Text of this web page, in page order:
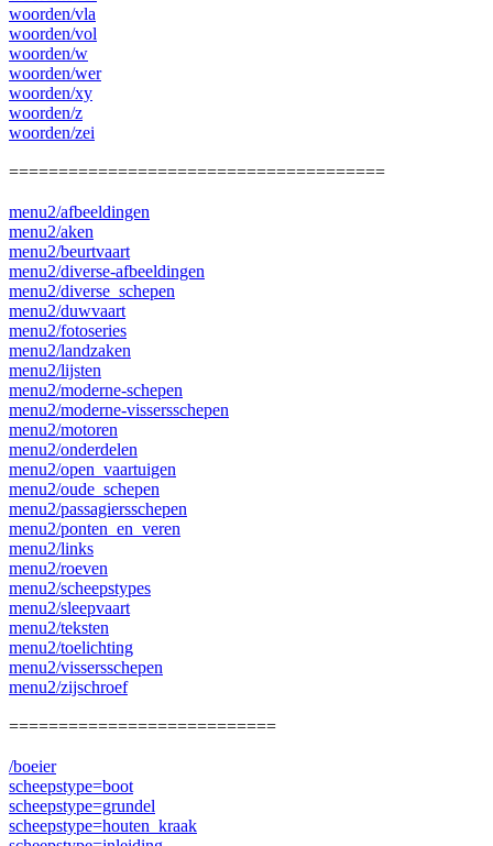
woorden/vla
woorden/vol
woorden/w
woorden/wer
woorden/xy
woorden/z
woorden/zei
======================================
menu2/afbeeldingen
menu2/aken
menu2/beurtvaart
menu2/diverse-afbeeldingen
menu2/diverse_schepen
menu2/duwvaart
menu2/fotoseries
menu2/landzaken
menu2/lijsten
menu2/moderne-schepen
menu2/moderne-vissersschepen
menu2/motoren
menu2/onderdelen
menu2/open_vaartuigen
menu2/oude_schepen
menu2/passagiersschepen
menu2/ponten_en_veren
menu2/links
menu2/roeven
menu2/scheepstypes
menu2/sleepvaart
menu2/teksten
menu2/toelichting
menu2/vissersschepen
menu2/zijschroef
===========================
/boeier
scheepstype=boot
scheepstype=grundel
scheepstype=houten_kraak